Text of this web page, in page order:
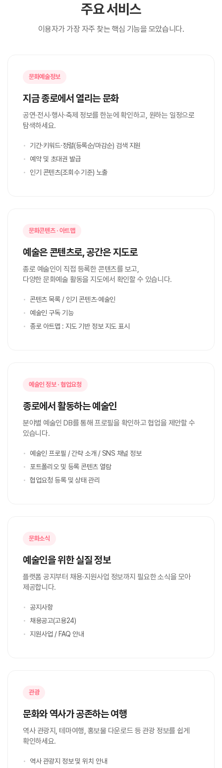
주요 서비스
이용자가 가장 자주 찾는 핵심 기능을 모았습니다.
문화예술정보
지금 종로에서 열리는 문화
공연·전시·행사·축제 정보를 한눈에 확인하고, 원하는 일정으로
탐색하세요.
기간·키워드·정렬(등록순/마감순) 검색 지원
예약 및 초대권 발급
인기 콘텐츠(조회수 기준) 노출
문화콘텐츠 · 아트맵
예술은 콘텐츠로, 공간은 지도로
종로 예술인이 직접 등록한 콘텐츠를 보고,
다양한 문화예술 활동을 지도에서 확인할 수 있습니다.
콘텐츠 목록 / 인기 콘텐츠·예술인
예술인 구독 기능
종로 아트맵 : 지도 기반 정보 지도 표시
예술인 정보 · 협업요청
종로에서 활동하는 예술인
분야별 예술인 DB를 통해 프로필을 확인하고 협업을 제안할 수
있습니다.
예술인 프로필 / 간략 소개 / SNS 채널 정보
포트폴리오 및 등록 콘텐츠 열람
협업요청 등록 및 상태 관리
문화소식
예술인을 위한 실질 정보
플랫폼 공지부터 채용·지원사업 정보까지 필요한 소식을 모아
제공합니다.
공지사항
채용공고(고용24)
지원사업 / FAQ 안내
관광
문화와 역사가 공존하는 여행
역사 관광지, 테마여행, 홍보물 다운로드 등 관광 정보를 쉽게
확인하세요.
역사 관광지 정보 및 위치 안내